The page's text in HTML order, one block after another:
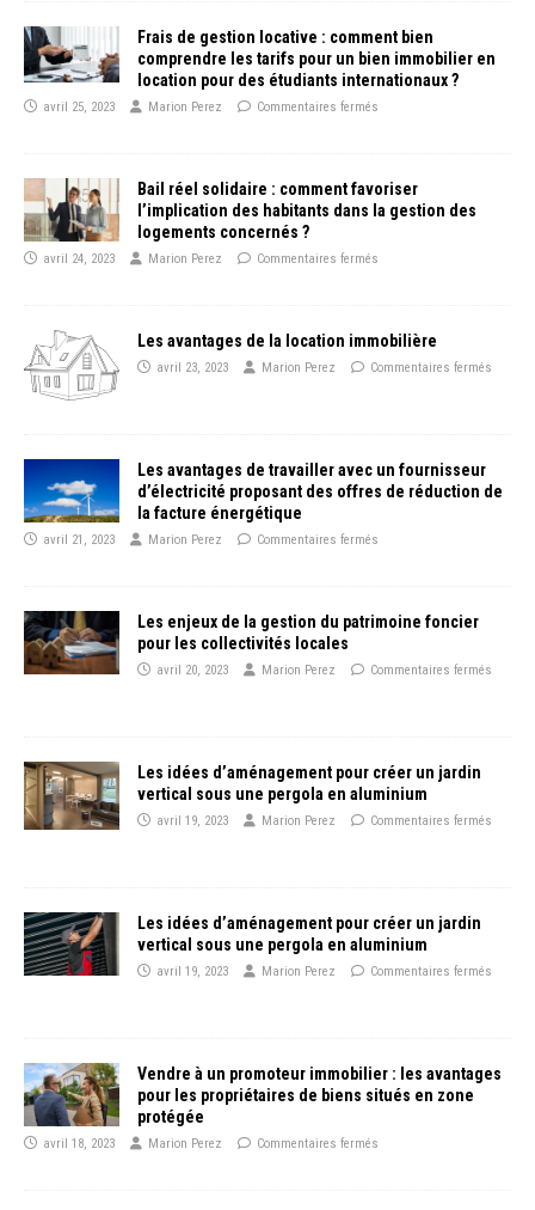
Frais de gestion locative : comment bien
comprendre les tarifs pour un bien immobilier en
location pour des étudiants internationaux ?
avril 25, 2023 Marion Perez Commentaires fermés
Bail réel solidaire : comment favoriser
l’implication des habitants dans la gestion des
logements concernés ?
avril 24, 2023 Marion Perez Commentaires fermés
Les avantages de la location immobilière
avril 23, 2023 Marion Perez Commentaires fermés
Les avantages de travailler avec un fournisseur
d’électricité proposant des offres de réduction de
la facture énergétique
avril 21, 2023 Marion Perez Commentaires fermés
Les enjeux de la gestion du patrimoine foncier
pour les collectivités locales
avril 20, 2023 Marion Perez Commentaires fermés
Les idées d’aménagement pour créer un jardin
vertical sous une pergola en aluminium
avril 19, 2023 Marion Perez Commentaires fermés
Les idées d’aménagement pour créer un jardin
vertical sous une pergola en aluminium
avril 19, 2023 Marion Perez Commentaires fermés
Vendre à un promoteur immobilier : les avantages
pour les propriétaires de biens situés en zone
protégée
avril 18, 2023 Marion Perez Commentaires fermés